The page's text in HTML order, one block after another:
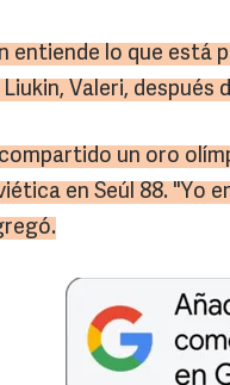
entiende lo que está
Valeri, después
un oro
en Seúl 88. "Yo